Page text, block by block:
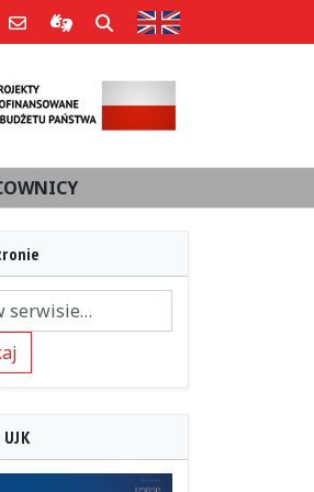
Poczta e-mailInformacje dla użytkowników
Szukaj Strona w języku